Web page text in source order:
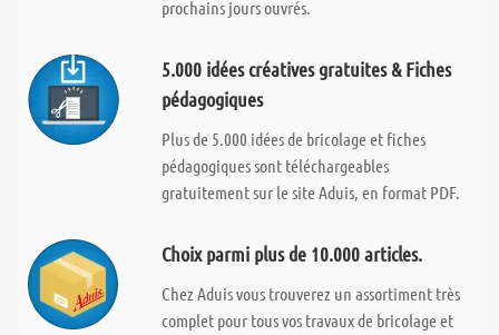
prochains jours ouvrés.
5.000 idées créatives gratuites & Fiches
pédagogiques
Plus de 5.000 idées de bricolage et fiches
pédagogiques sont téléchargeables
gratuitement sur le site Aduis, en format PDF.
Choix parmi plus de 10.000 articles.
Chez Aduis vous trouverez un assortiment très
complet pour tous vos travaux de bricolage et